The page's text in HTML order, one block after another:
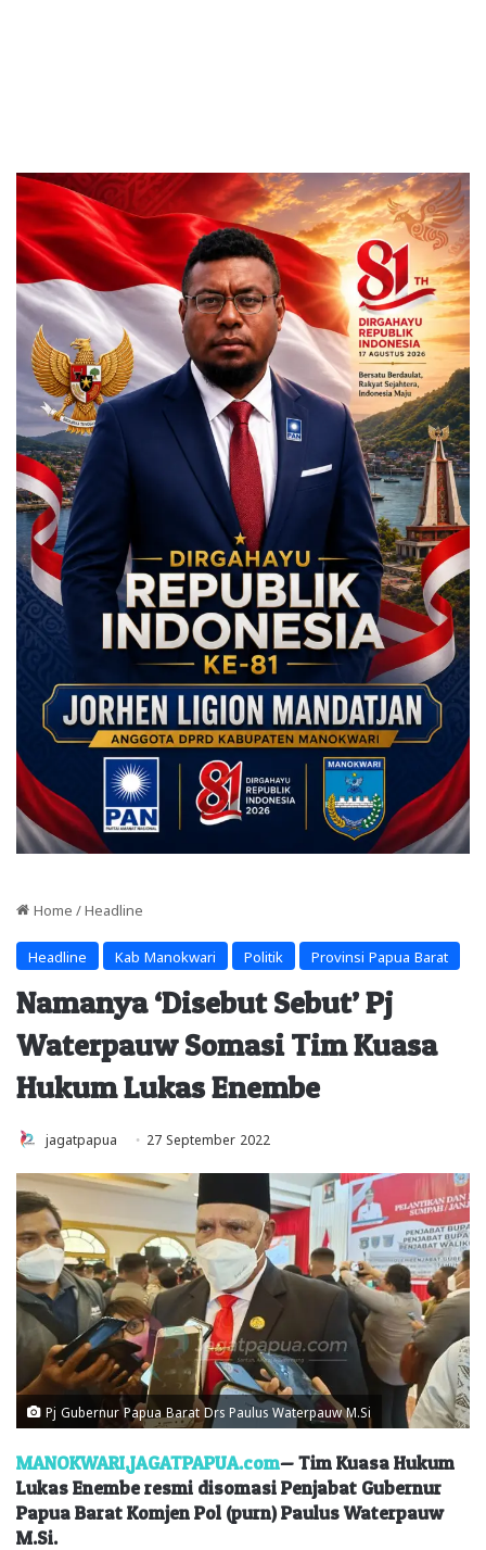
Home / Headline
Headline Kab Manokwari Politik Provinsi Papua Barat
Namanya ‘Disebut Sebut’ Pj
Waterpauw Somasi Tim Kuasa
Hukum Lukas Enembe
jagatpapua 27 September 2022
Pj Gubernur Papua Barat Drs Paulus Waterpauw M.Si
MANOKWARI,JAGATPAPUA.com— Tim Kuasa Hukum
Lukas Enembe resmi disomasi Penjabat Gubernur
Papua Barat Komjen Pol (purn) Paulus Waterpauw
M.Si.